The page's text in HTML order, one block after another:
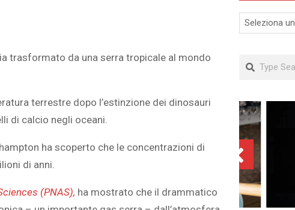
trasformato da una serra tropicale al mondo
terrestre dopo l’estinzione dei dinosauri
di calcio negli oceani.
ha scoperto che le concentrazioni di
di anni.
(PNAS), ha mostrato che il drammatico
Categorie
Search